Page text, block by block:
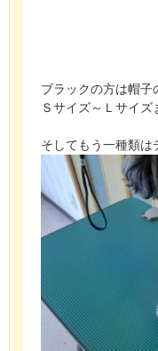
ブラックの方は帽子
Ｓサイズ～Ｌサイズ
そしてもう一種類は